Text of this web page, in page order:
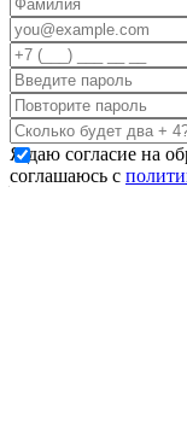
Я даю согласие на
соглашаюсь с